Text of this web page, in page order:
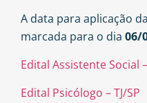
A data para aplicação da
marcada para o dia 06/
Edital Assistente Social –
Edital Psicólogo – TJ/SP